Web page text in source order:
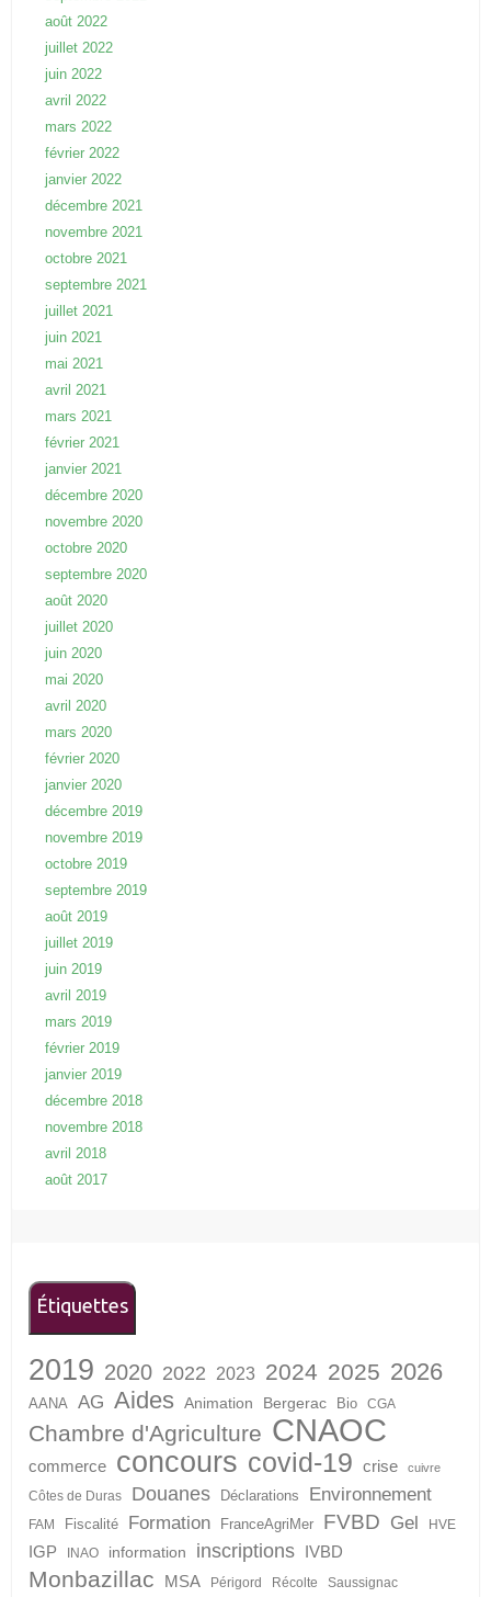
août 2022
juillet 2022
juin 2022
avril 2022
mars 2022
février 2022
janvier 2022
décembre 2021
novembre 2021
octobre 2021
septembre 2021
juillet 2021
juin 2021
mai 2021
avril 2021
mars 2021
février 2021
janvier 2021
décembre 2020
novembre 2020
octobre 2020
septembre 2020
août 2020
juillet 2020
juin 2020
mai 2020
avril 2020
mars 2020
février 2020
janvier 2020
décembre 2019
novembre 2019
octobre 2019
septembre 2019
août 2019
juillet 2019
juin 2019
avril 2019
mars 2019
février 2019
janvier 2019
décembre 2018
novembre 2018
avril 2018
août 2017
Étiquettes
2019 2020 2022 2023 2024 2025 2026
AANA AG Aides Animation Bergerac Bio CGA
Chambre d'Agriculture CNAOC
commerce concours covid-19 crise cuivre
Côtes de Duras Douanes Déclarations Environnement
FAM Fiscalité Formation FranceAgriMer FVBD Gel HVE
IGP INAO information inscriptions IVBD
Monbazillac MSA Périgord Récolte Saussignac